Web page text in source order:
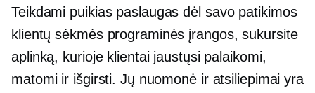
Teikdami puikias paslaugas dėl savo patikimos
klientų sėkmės programinės įrangos, sukursite
aplinką, kurioje klientai jaustųsi palaikomi,
matomi ir išgirsti. Jų nuomonė ir atsiliepimai yra